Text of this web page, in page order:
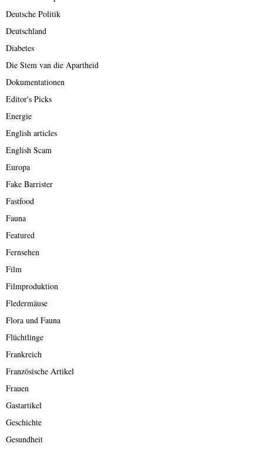
Deutsche Politik
Deutschland
Diabetes
Die Stem van die Apartheid
Dokumentationen
Editor's Picks
Energie
English articles
English Scam
Europa
Fake Barrister
Fastfood
Fauna
Featured
Fernsehen
Film
Filmproduktion
Fledermäuse
Flora und Fauna
Flüchtlinge
Frankreich
Französische Artikel
Frauen
Gastartikel
Geschichte
Gesundheit